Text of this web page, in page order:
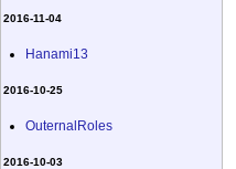
2016-11-04
Hanami13
2016-10-25
OuternalRoles
2016-10-03